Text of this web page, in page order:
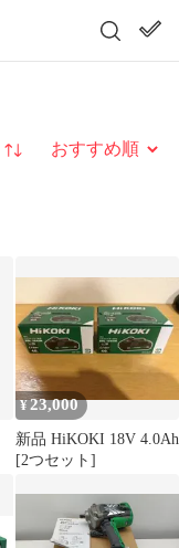
並び替え
¥23,000
新品 HiKOKI 18V 4.0Ah
[2つセット]